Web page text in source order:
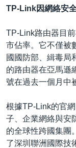
廣播節目表
TP-Link因網絡安
TP-Link路由器目
市佔率。它不僅被
國國防部、緝毒局
的路由器在亞馬遜
號在過去一個月中
根據TP-Link的官
子、企業網絡與安
的全球性跨國集團
了深圳聯洲國際技